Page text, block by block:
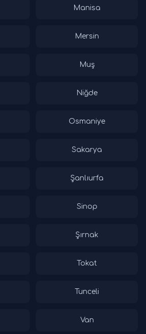
Manisa
Mersin
Muş
Niğde
Osmaniye
Sakarya
Şanlıurfa
Sinop
Şırnak
Tokat
Tunceli
Van